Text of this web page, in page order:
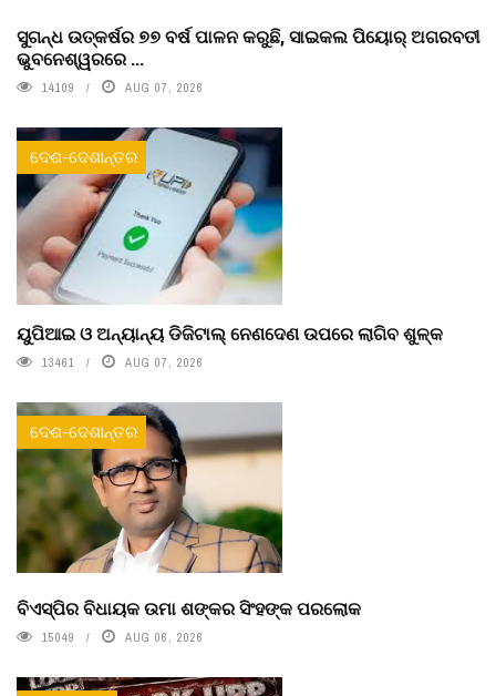
ସୁଗନ୍ଧ ଉତ୍କର୍ଷର ୭୭ ବର୍ଷ ପାଳନ କରୁଛି, ସାଇକଲ ପିୟୋର୍‌ ଅଗରବତୀ
ଭୁବନେଶ୍ୱରରେ ...
14109 AUG 07, 2026
ଦେଶ-ଦେଶାନ୍ତର
ୟୁପିଆଇ ଓ ଅନ୍ୟାନ୍ୟ ଡିଜିଟାଲ୍ ନେଣଦେଣ ଉପରେ ଲାଗିବ ଶୁଳ୍କ
13461 AUG 07, 2026
ଦେଶ-ଦେଶାନ୍ତର
ବିଏସ୍‌ପିର ବିଧାୟକ ଉମା ଶଙ୍କର ସିଂହଙ୍କ ପରଲୋକ
15049 AUG 06, 2026